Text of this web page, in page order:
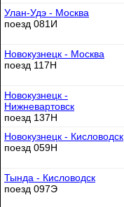
Улан-Удэ - Москва
поезд 081И
Новокузнецк - Москва
поезд 117Н
Новокузнецк -
Нижневартовск
поезд 137Н
Новокузнецк - Кисловодск
поезд 059Н
Тында - Кисловодск
поезд 097Э